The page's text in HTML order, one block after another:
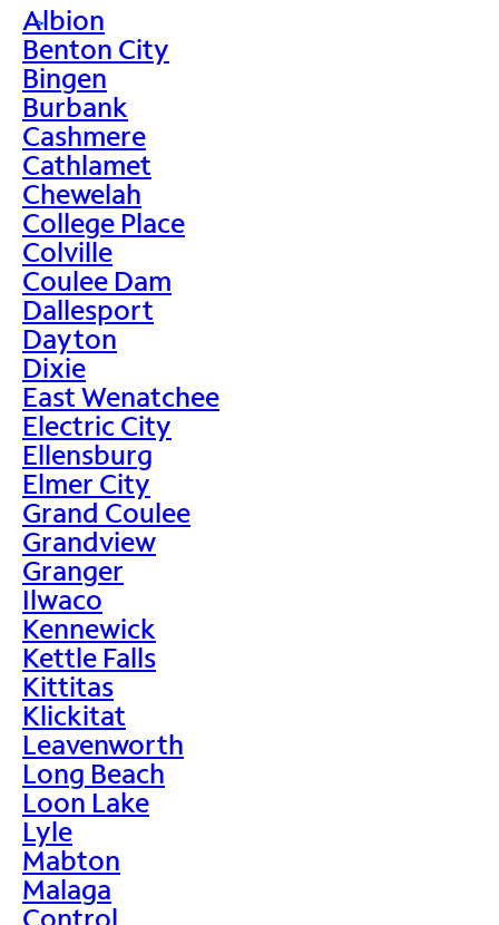
>
Albion
Benton City
Bingen
Burbank
Cashmere
Cathlamet
Chewelah
College Place
Colville
Coulee Dam
Dallesport
Dayton
Dixie
East Wenatchee
Electric City
Ellensburg
Elmer City
Grand Coulee
Grandview
Granger
Ilwaco
Kennewick
Kettle Falls
Kittitas
Klickitat
Leavenworth
Long Beach
Loon Lake
Lyle
Mabton
Malaga
Control